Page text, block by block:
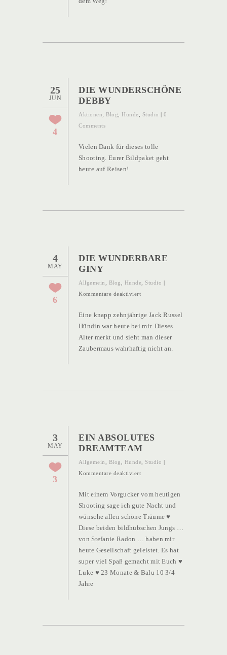
25
JUN
4
DIE WUNDERSCHÖNE
DEBBY
Aktionen Blog Hunde Studio | 0
Comments
Vielen Dank für dieses tolle
Shooting. Eurer Bildpaket geht
heute auf Reisen!
4
MAY
6
DIE WUNDERBARE
GINY
Allgemein Blog Hunde Studio |
Kommentare deaktiviertfür
wunderbare
Giny
Eine knapp zehnjährige Jack Russel
Hündin war heute bei mir. Dieses
Alter merkt und sieht man dieser
Zaubermaus wahrhaftig nicht an.
3
MAY
3
EIN ABSOLUTES
DREAMTEAM
Allgemein Blog Hunde Studio |
Kommentare deaktiviertfür
absolutes
Dreamteam
Mit einem Vorgucker vom heutigen
Shooting sage ich gute Nacht und
wünsche allen schöne Träume ♥
Diese beiden bildhübschen Jungs …
von Stefanie Radon … haben mir
heute Gesellschaft geleistet. Es hat
super viel Spaß gemacht mit Euch ♥
Luke ♥ 23 Monate & Balu 10 3/4
Jahre